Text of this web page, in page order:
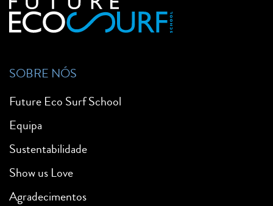
SOBRE NÓS
Future Eco Surf School
Equipa
Sustentabilidade
Show us Love
Agradecimentos